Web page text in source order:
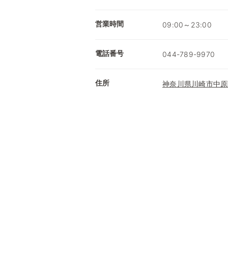
営業時間 09:00～23:00
電話番号 044-789-9970
住所 神奈川県川崎市中